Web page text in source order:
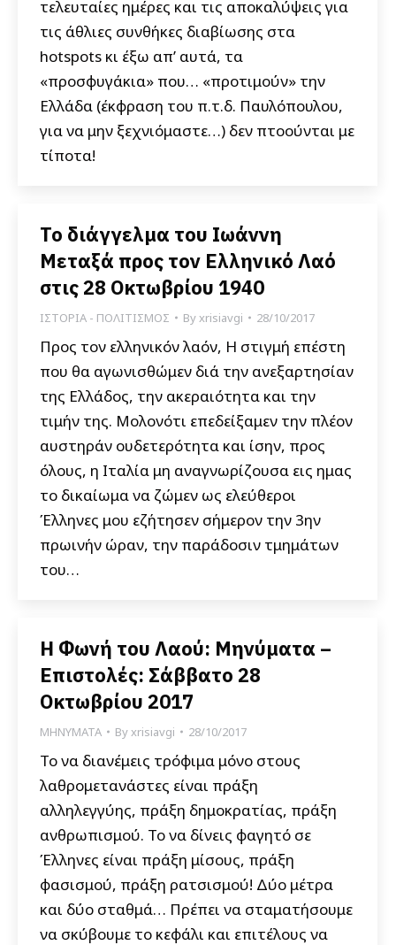
τελευταίες ημέρες και τις αποκαλύψεις για
τις άθλιες συνθήκες διαβίωσης στα
hotspots κι έξω απ’ αυτά, τα
«προσφυγάκια» που… «προτιμούν» την
Ελλάδα (έκφραση του π.τ.δ. Παυλόπουλου,
για να μην ξεχνιόμαστε…) δεν πτοούνται με
τίποτα!
Το διάγγελμα του Ιωάννη
Μεταξά προς τον Ελληνικό Λαό
στις 28 Οκτωβρίου 1940
ΙΣΤΟΡΙΑ - ΠΟΛΙΤΙΣΜΟΣ Byxrisiavgi 28/10/2017
Προς τον ελληνικόν λαόν, Η στιγμή επέστη
που θα αγωνισθώμεν διά την ανεξαρτησίαν
της Ελλάδος, την ακεραιότητα και την
τιμήν της. Μολονότι επεδείξαμεν την πλέον
αυστηράν ουδετερότητα και ίσην, προς
όλους, η Ιταλία μη αναγνωρίζουσα εις ημας
το δικαίωμα να ζώμεν ως ελεύθεροι
Έλληνες μου εζήτησεν σήμερον την 3ην
πρωινήν ώραν, την παράδοσιν τμημάτων
του…
Η Φωνή του Λαού: Μηνύματα –
Επιστολές: Σάββατο 28
Οκτωβρίου 2017
ΜΗΝΥΜΑΤΑ Byxrisiavgi 28/10/2017
Το να διανέμεις τρόφιμα μόνο στους
λαθρομετανάστες είναι πράξη
αλληλεγγύης, πράξη δημοκρατίας, πράξη
ανθρωπισμού. Το να δίνεις φαγητό σε
Έλληνες είναι πράξη μίσους, πράξη
φασισμού, πράξη ρατσισμού! Δύο μέτρα
και δύο σταθμά… Πρέπει να σταματήσουμε
να σκύβουμε το κεφάλι και επιτέλους να